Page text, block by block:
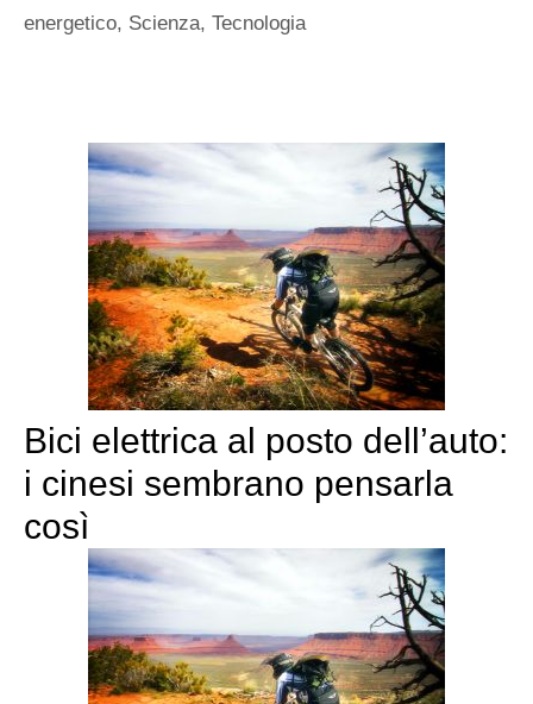
energetico, Scienza, Tecnologia
Bici elettrica al posto dell’auto:
i cinesi sembrano pensarla
così